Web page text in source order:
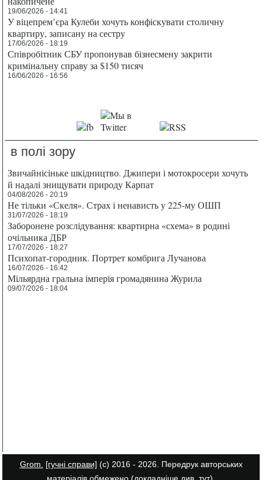
19/06/2026 - 14:41
У віцепрем’єра Кулеби хочуть конфіскувати столичну
квартиру, записану на сестру
17/06/2026 - 18:19
Співробітник СБУ пропонував бізнесмену закрити
кримінальну справу за $150 тисяч
16/06/2026 - 16:56
в полі зору
Звичайнісіньке шкідництво. Джипери і мотокросери хочуть
й надалі знищувати природу Карпат
04/08/2026 - 20:19
Не тільки «Скеля». Страх і ненависть у 225-му ОШП
31/07/2026 - 18:19
Заборонене розслідування: квартирна «схема» в родині
очільника ДБР
17/07/2026 - 18:27
Психопат-городник. Портрет комбрига Лучанова
16/07/2026 - 16:42
Мільярдна гральна імперія громадянина Журила
09/07/2026 - 18:04
Grom. [гучні справи] (с) 2016 - 2026. Передрук авторських